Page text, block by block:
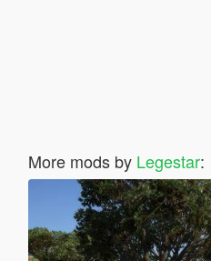
More mods by Legestar: